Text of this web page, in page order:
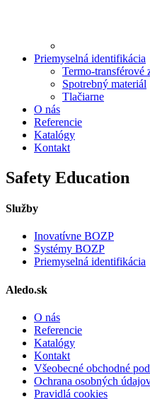
Priemyselná identifikácia
Termo-transférové
Spotrebný materiál
Tlačiarne
O nás
Referencie
Katalógy
Kontakt
Safety Education
Služby
Inovatívne BOZP
Systémy BOZP
Priemyselná identifikácia
Aledo.sk
O nás
Referencie
Katalógy
Kontakt
Všeobecné obchodné
Ochrana osobných
Pravidlá cookies